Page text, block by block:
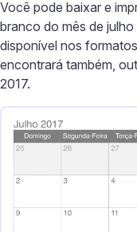
Você pode baixar e
branco do mês de
disponível nos
encontrará também,
2017.